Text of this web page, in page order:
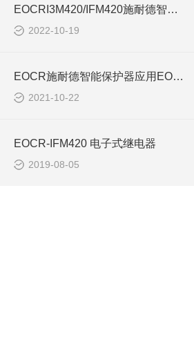
EOCRI3M420/IFM420施耐德智能保护器特点简介
2022-10-19
EOCR施耐德智能保护器应用EOCRI3M420
2021-10-22
EOCR-IFM420 电子式继电器
2019-08-05